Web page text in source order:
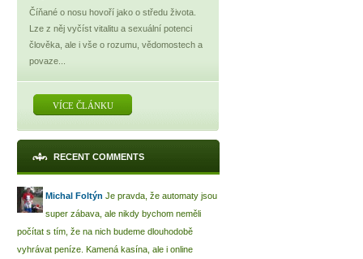
Číňané o nosu hovoří jako o středu života.
Lze z něj vyčíst vitalitu a sexuální potenci
člověka, ale i vše o rozumu, vědomostech a
povaze...
VÍCE ČLÁNKU
RECENT COMMENTS
Michal Foltýn Je pravda, že automaty jsou
super zábava, ale nikdy bychom neměli
počítat s tím, že na nich budeme dlouhodobě
vyhrávat peníze. Kamená kasína, ale i online